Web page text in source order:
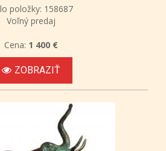
položky: 158687
Voľný predaj
Cena: 1 400 €
ZOBRAZIŤ